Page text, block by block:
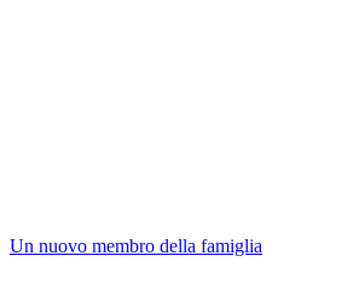
Un nuovo membro della famiglia